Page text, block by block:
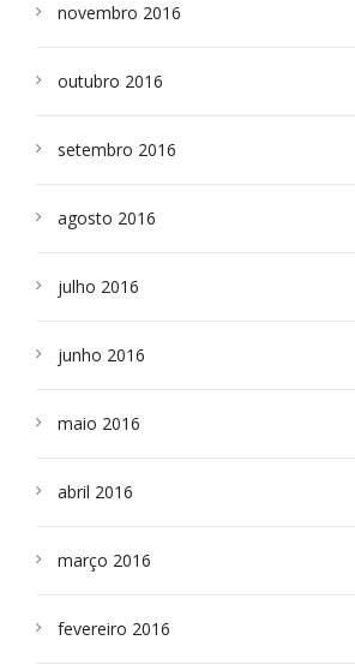
novembro 2016
outubro 2016
setembro 2016
agosto 2016
julho 2016
junho 2016
maio 2016
abril 2016
março 2016
fevereiro 2016